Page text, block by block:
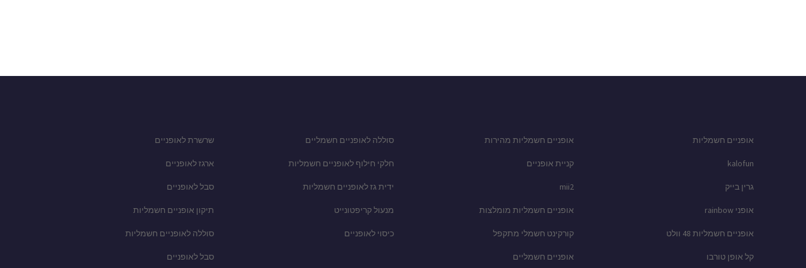
אופניים חשמליות
kalofun
גרין בייק
אופני rainbow
אופניים חשמליות 48 וולט
קל אופן טורבו
אופניים חשמליות מהירות
קניית אופניים
mii2
אופניים חשמליות מומלצות
קורקינט חשמלי מתקפל
אופניים חשמליים
סוללה לאופניים חשמליים
חלקי חילוף לאופניים חשמליות
ידית גז לאופניים חשמליות
מנעול קריפטונייט
כיסוי לאופניים
שרשרת לאופניים
ארגז לאופניים
סבל לאופניים
תיקון אופניים חשמליות
סוללה לאופניים חשמליות
סבל לאופניים